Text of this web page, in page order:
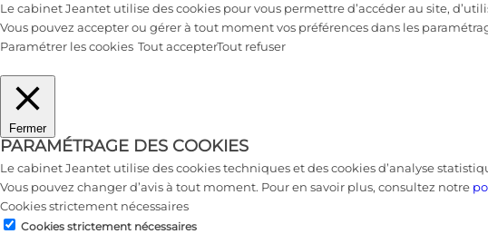
Le cabinet Jeantet utilise des cookies pour vous permettre d’accéder au site,
Vous pouvez accepter ou gérer à tout moment vos préférences dans les
Paramétrer les cookies Tout accepterTout refuser
Fermer
PARAMÉTRAGE DES COOKIES
Le cabinet Jeantet utilise des cookies techniques et des cookies d’analyse
Vous pouvez changer d’avis à tout moment. Pour en savoir plus, consultez notre
Cookies strictement nécessaires
Cookies strictement nécessaires